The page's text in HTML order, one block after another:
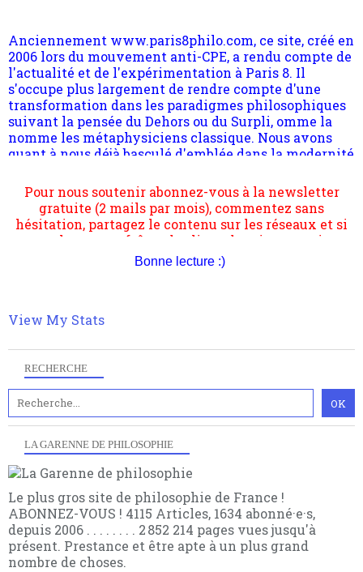
RECHERCHE
LA GARENNE DE PHILOSOPHIE
Le plus gros site de philosophie de France !
ABONNEZ-VOUS ! 4115 Articles, 1634 abonné·e·s,
depuis 2006 . . . . . . . . 2 852 214 pages vues jusqu'à
présent. Prestance et être apte à un plus grand
nombre de choses.
transformation dans les paradigmes philosophiques
suivant la pensée du Dehors ou du Surpli, omme la
nomme les métaphysiciens classique. Nous avons
quant à nous déjà basculé d'emblée dans la modernité
quantique, résolvant la plupart des impasses
philosophique du WWe siècle. Cette pensée hors
contrat est la marque d'une complexité, riche de
multiples facteurs et échelles. Ce site contient des
choses.
Pour nous soutenir abonnez-vous à la newsletter
gratuite (2 mails par mois), commentez sans
vous le pouvez faîtes des liens depuis votre site.
Bonne lecture :)
View My Stats